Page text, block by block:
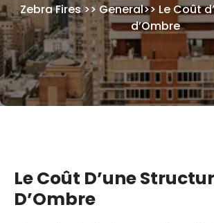
Zebra Fires>> General>> Le Coût
d’Ombre
Le Coût D’une
D’Ombre